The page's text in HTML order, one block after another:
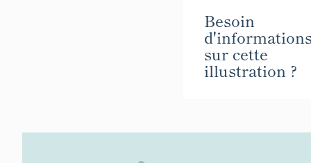
Besoin
sur cette
illustration ?